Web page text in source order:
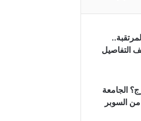
التفاصيل
الجامعة
السوبر